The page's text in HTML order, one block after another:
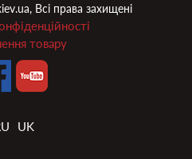
Всі права захищені
товару
UK